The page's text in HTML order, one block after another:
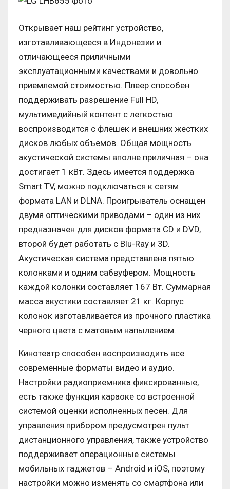
Открывает наш рейтинг устройство,
изготавливающееся в Индонезии и
отличающееся приличными
эксплуатационными качествами и довольно
приемлемой стоимостью. Плеер способен
поддерживать разрешение Full HD,
мультимедийный контент с легкостью
воспроизводится с флешек и внешних жестких
дисков любых объемов. Общая мощность
акустической системы вполне приличная – она
достигает 1 кВт. Здесь имеется поддержка
Smart TV, можно подключаться к сетям
формата LAN и DLNA. Проигрыватель оснащен
двумя оптическими приводами – один из них
предназначен для дисков формата CD и DVD,
второй будет работать с Blu-Ray и 3D.
Акустическая система представлена пятью
колонками и одним сабвуфером. Мощность
каждой колонки составляет 167 Вт. Суммарная
масса акустики составляет 21 кг. Корпус
колонок изготавливается из прочного пластика
черного цвета с матовым напылением.
Кинотеатр способен воспроизводить все
современные форматы видео и аудио.
Настройки радиоприемника фиксированные,
есть также функция караоке со встроенной
системой оценки исполненных песен. Для
управления прибором предусмотрен пульт
дистанционного управления, также устройство
поддерживает операционные системы
мобильных гаджетов – Android и iOS, поэтому
настройки можно изменять со смартфона или